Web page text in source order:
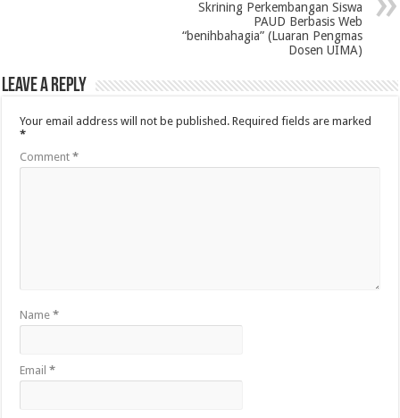
Skrining Perkembangan Siswa
PAUD Berbasis Web
“benihbahagia” (Luaran Pengmas
Dosen UIMA)
Leave a Reply
Your email address will not be published. Required fields are marked
*
Comment*
Name*
Email*